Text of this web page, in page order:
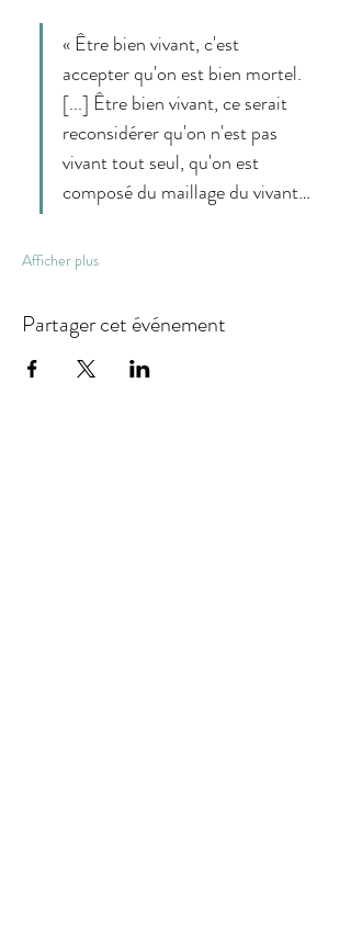
« Être bien vivant, c'est
accepter qu'on est bien mortel.
[...] Être bien vivant, ce serait
reconsidérer qu'on n'est pas
vivant tout seul, qu'on est
composé du maillage du vivant…
Afficher plus
Partager cet événement